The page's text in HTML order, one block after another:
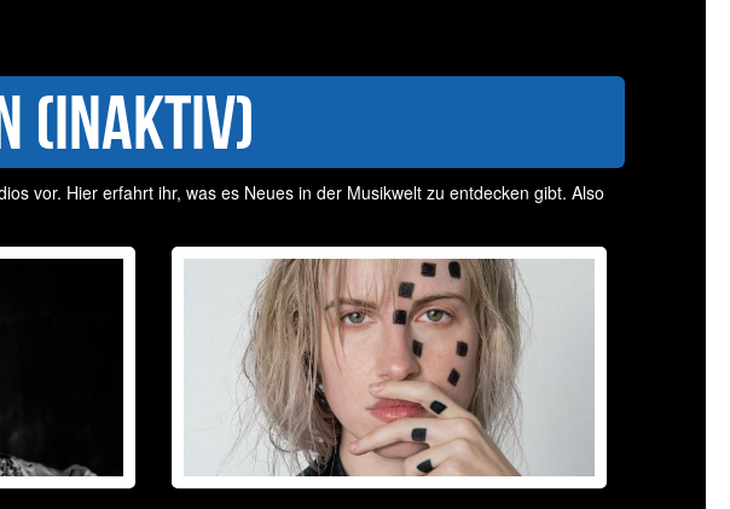
(Inaktiv)
vor. Hier erfahrt ihr, was es Neues in der Musikwelt zu entdecken gibt. Also